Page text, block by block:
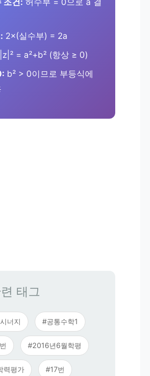
2×(실수부) = 2a
|z|² = a²+b² (항상 ≥ 0)
b² > 0이므로 부등식에
태그
너지 #공통수학1
#2016년6월학평
력평가 #17번